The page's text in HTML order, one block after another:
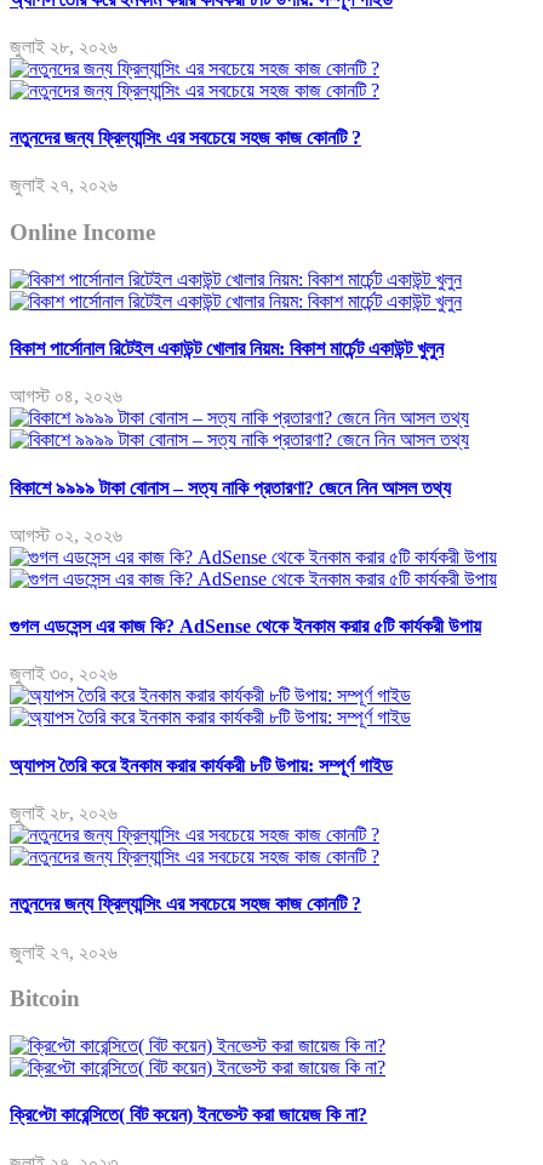
জুলাই ২৮, ২০২৬
নতুনদের জন্য ফ্রিল্যান্সিং এর সবচেয়ে সহজ কাজ কোনটি ?
জুলাই ২৭, ২০২৬
Online Income
বিকাশ পার্সোনাল রিটেইল একাউন্ট খোলার নিয়ম: বিকাশ মার্চেন্ট একাউন্ট খুলুন
আগস্ট ০৪, ২০২৬
বিকাশে ৯৯৯৯ টাকা বোনাস – সত্য নাকি প্রতারণা? জেনে নিন আসল তথ্য
আগস্ট ০২, ২০২৬
গুগল এডসেন্স এর কাজ কি? AdSense থেকে ইনকাম করার ৫টি কার্যকরী উপায়
জুলাই ৩০, ২০২৬
অ্যাপস তৈরি করে ইনকাম করার কার্যকরী ৮টি উপায়: সম্পূর্ণ গাইড
জুলাই ২৮, ২০২৬
নতুনদের জন্য ফ্রিল্যান্সিং এর সবচেয়ে সহজ কাজ কোনটি ?
জুলাই ২৭, ২০২৬
Bitcoin
ক্রিপ্টো কারেন্সিতে( বিট কয়েন) ইনভেস্ট করা জায়েজ কি না?